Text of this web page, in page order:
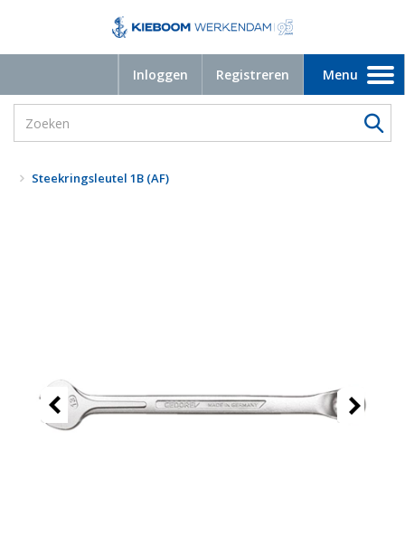
Inloggen Registreren
Toggle
navigation
Menu
Steekringsleutel 1B (AF)